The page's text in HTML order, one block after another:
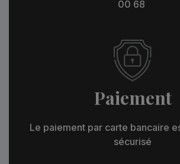
00 68
Paiement
Le paiement par carte bancaire
sécurisé